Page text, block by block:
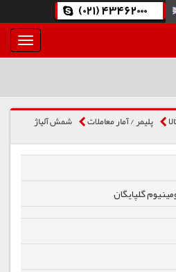
(021) 43462000
بار
و
پلیمر / آمار معاملات شمش آلیاژ
گلپایگان